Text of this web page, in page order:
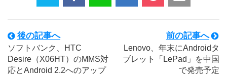
後の記事へ
ソフトバンク、HTC
Desire（X06HT）のMMS対
応とAndroid 2.2へのアップ
前の記事へ
Lenovo、年末にAndroidタ
ブレット「LePad」を中国
で発売予定